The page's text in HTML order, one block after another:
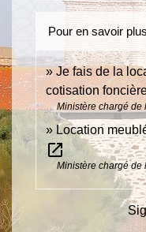
Pour en savoir plus
Je fais de la
cotisation
Ministère chargé de
Location
open_in_new
Ministère chargé de